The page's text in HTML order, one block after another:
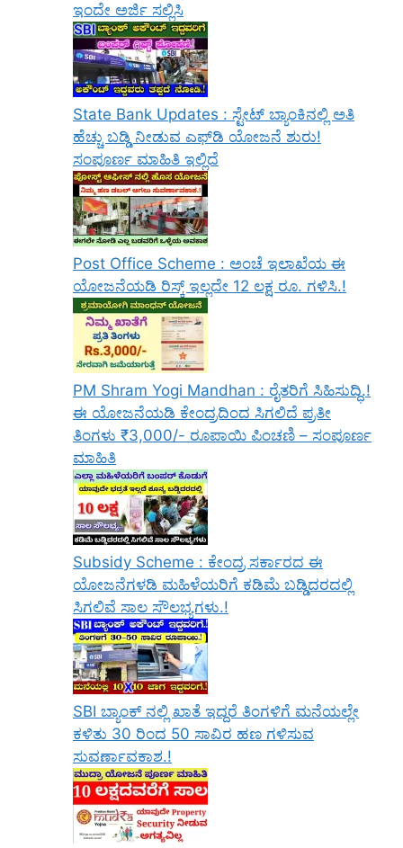
ಇಂದೇ ಅರ್ಜಿ ಸಲ್ಲಿಸಿ
State Bank Updates : ಸ್ಟೇಟ್ ಬ್ಯಾಂಕಿನಲ್ಲಿ ಅತಿ
ಹೆಚ್ಚು ಬಡ್ಡಿ ನೀಡುವ ಎಫ್‌ಡಿ ಯೋಜನೆ ಶುರು!
ಸಂಪೂರ್ಣ ಮಾಹಿತಿ ಇಲ್ಲಿದೆ
Post Office Scheme : ಅಂಚೆ ಇಲಾಖೆಯ ಈ
ಯೋಜನೆಯಡಿ ರಿಸ್ಕ್‌ ಇಲ್ಲದೇ 12 ಲಕ್ಷ ರೂ. ಗಳಿಸಿ.!
PM Shram Yogi Mandhan : ರೈತರಿಗೆ ಸಿಹಿಸುದ್ಧಿ.!
ಈ ಯೋಜನೆಯಡಿ ಕೇಂದ್ರದಿಂದ ಸಿಗಲಿದೆ ಪ್ರತೀ
ತಿಂಗಳು ₹3,000/- ರೂಪಾಯಿ ಪಿಂಚಣಿ – ಸಂಪೂರ್ಣ
ಮಾಹಿತಿ
Subsidy Scheme : ಕೇಂದ್ರ ಸರ್ಕಾರದ ಈ
ಯೋಜನೆಗಳಡಿ ಮಹಿಳೆಯರಿಗೆ ಕಡಿಮೆ ಬಡ್ಡಿದರದಲ್ಲಿ
ಸಿಗಲಿವೆ ಸಾಲ ಸೌಲಭ್ಯಗಳು.!
SBI ಬ್ಯಾಂಕ್ ನಲ್ಲಿ ಖಾತೆ ಇದ್ದರೆ ತಿಂಗಳಿಗೆ ಮನೆಯಲ್ಲೇ
ಕಳಿತು 30 ರಿಂದ 50 ಸಾವಿರ ಹಣ ಗಳಿಸುವ
ಸುವರ್ಣಾವಕಾಶ.!